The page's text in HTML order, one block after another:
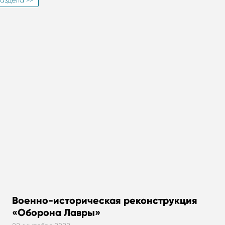
Военно-историческая реконструкция
«Оборона Лавры»